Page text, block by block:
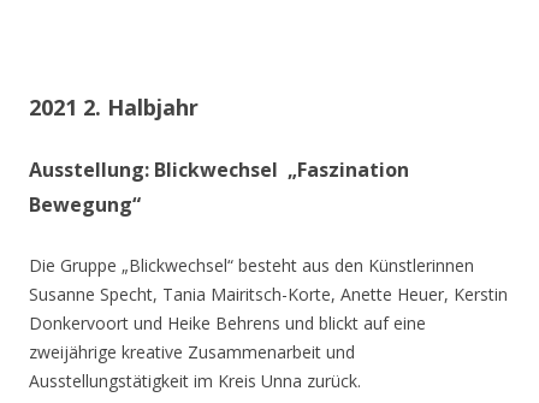
2021 2. Halbjahr
Ausstellung: Blickwechsel „Faszination
Bewegung“
Die Gruppe „Blickwechsel“ besteht aus den Künstlerinnen
Susanne Specht, Tania Mairitsch-Korte, Anette Heuer, Kerstin
Donkervoort und Heike Behrens und blickt auf eine
zweijährige kreative Zusammenarbeit und
Ausstellungstätigkeit im Kreis Unna zurück.